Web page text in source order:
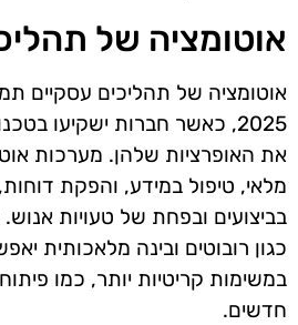
אוטומציה של
אוטומציה של תהליכים עסקיים
2025, כאשר חברות ישקיעו
את האופרציות שלהן. מערכות
מלאי, טיפול במידע, והפקת
בביצועים ובפחת של טעויות אנוש.
כגון רובוטים ובינה מלאכותית
במשימות קריטיות יותר, כמו
חדשים.